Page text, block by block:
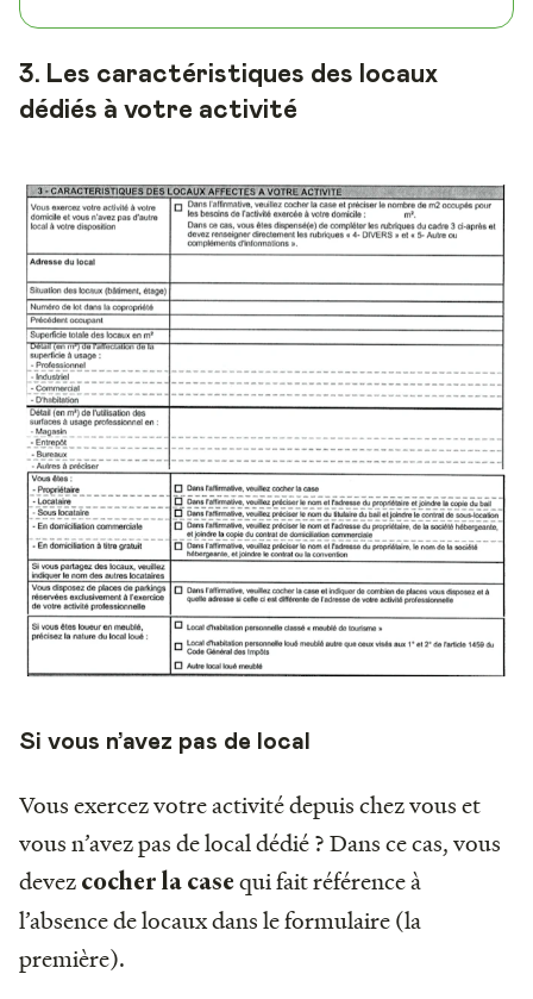
3. Les caractéristiques des locaux
dédiés à votre activité
Si vous n’avez pas de local
Vous exercez votre activité depuis chez vous et
vous n’avez pas de local dédié ? Dans ce cas, vous
devez cocher la casequi fait référence à
l’absence de locaux dans le formulaire (la
première).